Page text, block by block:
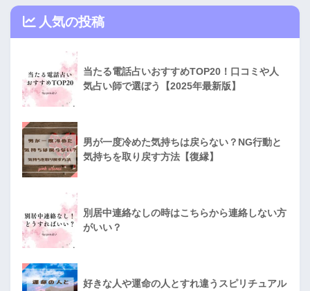
人気の投稿
当たる電話占いおすすめTOP20！口コミや人
気占い師で選ぼう【2025年最新版】
男が一度冷めた気持ちは戻らない？NG行動と
気持ちを取り戻す方法【復縁】
別居中連絡なしの時はこちらから連絡しない方
がいい？
好きな人や運命の人とすれ違うスピリチュアル